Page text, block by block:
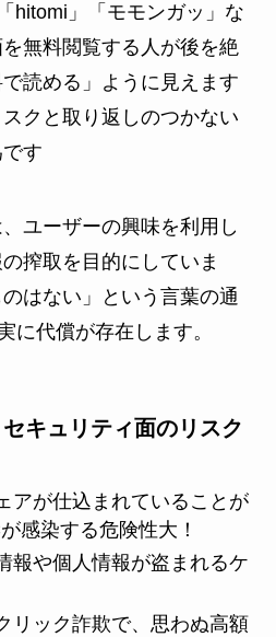
hitomi」「モモンガッ」な
無料閲覧する人が後を絶
読める」ように見えます
クと取り返しのつかない
す
ユーザーの興味を利用し
搾取を目的にしていま
はない」という言葉の通
に代償が存在します。
キュリティ面のリスク
アが仕込まれていることが
感染する危険性大！
報や個人情報が盗まれるケ
リック詐欺で、思わぬ高額